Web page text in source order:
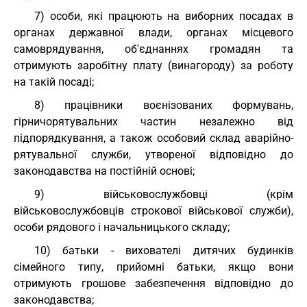
7) особи, які працюють на виборних посадах в
органах державної влади, органах місцевого
самоврядування, об'єднаннях громадян та
отримують заробітну плату (винагороду) за роботу
на такій посаді;
8) працівники воєнізованих формувань,
гірничорятувальних частин незалежно від
підпорядкування, а також особовий склад аварійно-
рятувальної служби, утвореної відповідно до
законодавства на постійній основі;
9) військовослужбовці (крім
військовослужбовців строкової військової служби),
особи рядового і начальницького складу;
10) батьки - вихователі дитячих будинків
сімейного типу, прийомні батьки, якщо вони
отримують грошове забезпечення відповідно до
законодавства;